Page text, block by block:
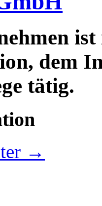
dem
tätig.
→